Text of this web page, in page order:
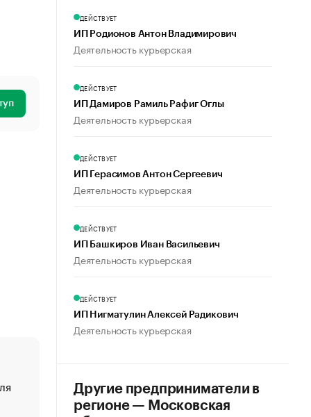
«От спорта тело стареет иначе». Как живет глава
создавшей GTA
ДЕЙСТВУЕТ
ИП Родионов Антон Владимирович
Деятельность курьерская
ДЕЙСТВУЕТ
ИП Дамиров Рамиль Рафиг Оглы
Деятельность курьерская
ДЕЙСТВУЕТ
ИП Герасимов Антон Сергеевич
Деятельность курьерская
ДЕЙСТВУЕТ
ИП Башкиров Иван Васильевич
Деятельность курьерская
ДЕЙСТВУЕТ
ИП Нигматулин Алексей Радикович
Деятельность курьерская
Другие предприниматели в
регионе — Московская